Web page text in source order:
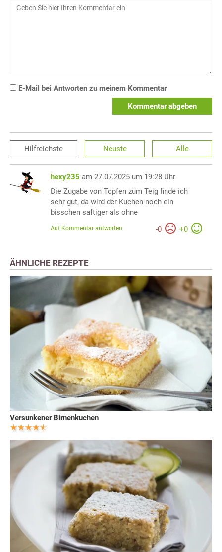
E-Mail bei Antworten zu meinem Kommentar
Kommentar abgeben
Hilfreichste Neuste Alle
hexy235 am 27.07.2025 um 19:28 Uhr
Die Zugabe von Topfen zum Teig finde ich
sehr gut, da wird der Kuchen noch ein
bisschen saftiger als ohne
-0 +0
Auf Kommentar antworten
ÄHNLICHE REZEPTE
Versunkener Birnenkuchen